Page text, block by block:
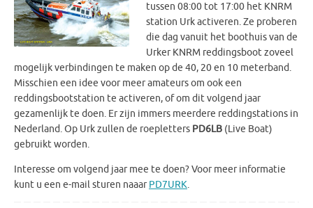
tussen 08:00 tot 17:00 het KNRM
station Urk activeren. Ze proberen
die dag vanuit het boothuis van de
Urker KNRM reddingsboot zoveel
mogelijk verbindingen te maken op de 40, 20 en 10 meterband.
Misschien een idee voor meer amateurs om ook een
reddingsbootstation te activeren, of om dit volgend jaar
gezamenlijk te doen. Er zijn immers meerdere reddingstations in
Nederland. Op Urk zullen de roepletters PD6LB (Live Boat)
gebruikt worden.
Interesse om volgend jaar mee te doen? Voor meer informatie
kunt u een e-mail sturen naaarPD7URK.